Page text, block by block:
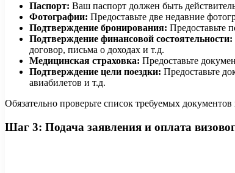
Паспорт: Ваш паспорт должен быть
Фотографии: Предоставьте две недавние
Подтверждение бронирования: Предоставьте
Подтверждение финансовой состоятельности:
договор, письма о доходах и т.д.
Медицинская страховка: Предоставьте
Подтверждение цели поездки: Предоставьте
авиабилетов и т.д.
Обязательно проверьте список требуемых
Шаг 3: Подача заявления и оплата